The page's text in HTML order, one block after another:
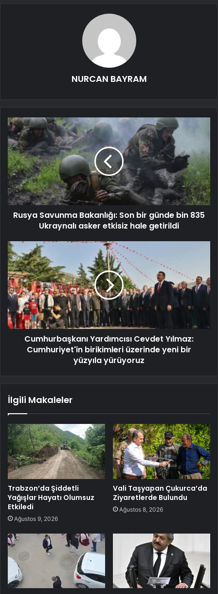
NURCAN BAYRAM
Rusya Savunma Bakanlığı: Son bir günde bin 835
Ukraynalı asker etkisiz hale getirildi
Cumhurbaşkanı Yardımcısı Cevdet Yılmaz:
Cumhuriyet'in birikimleri üzerinde yeni bir
yüzyıla yürüyoruz
İlgili Makaleler
Trabzon’da Şiddetli
Yağışlar Hayatı Olumsuz
Etkiledi
Ağustos 9, 2026
Vali Taşyapan Çukurca’da
Ziyaretlerde Bulundu
Ağustos 8, 2026